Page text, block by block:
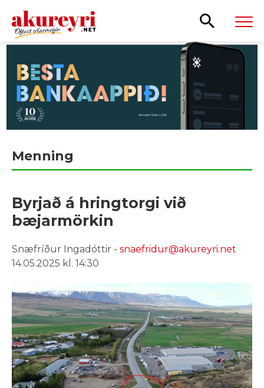
Menning
Byrjað á hringtorgi við
bæjarmörkin
Snæfríður Ingadóttir - snaefridur@akureyri.net
14.05.2025 kl. 14:30